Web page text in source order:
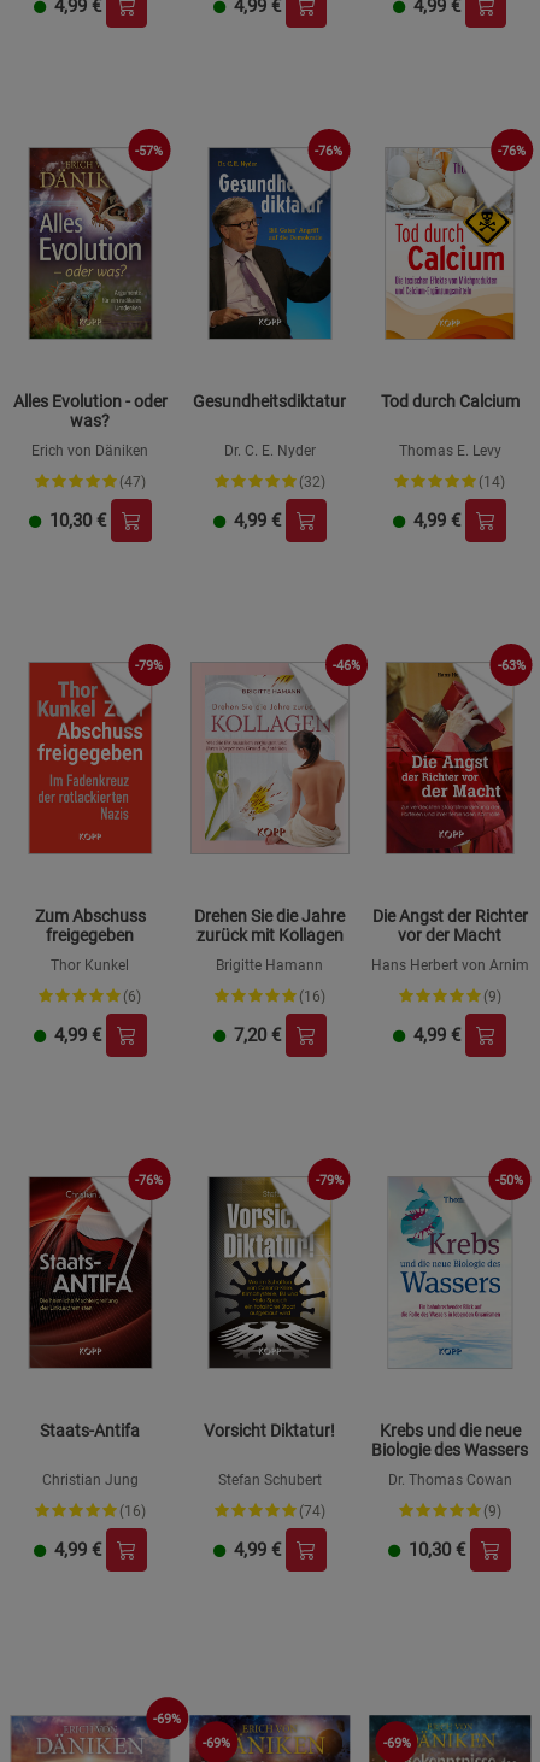
4,99 € 4,99 € 4,99 €
-57%
Alles Evolution - oder
was?
Erich von Däniken
(47)
10,30 €
-76%
Gesundheitsdiktatur
Dr. C. E. Nyder
(32)
4,99 €
-76%
Tod durch Calcium
Thomas E. Levy
(14)
4,99 €
-79%
Zum Abschuss
freigegeben
Thor Kunkel
(6)
4,99 €
-46%
Drehen Sie die Jahre
zurück mit Kollagen
Brigitte Hamann
(16)
7,20 €
-63%
Die Angst der Richter
vor der Macht
Hans Herbert von Arnim
(9)
4,99 €
-76%
Staats-Antifa
Christian Jung
(16)
4,99 €
-79%
Vorsicht Diktatur!
Stefan Schubert
(74)
4,99 €
-50%
Krebs und die neue
Biologie des Wassers
Dr. Thomas Cowan
(9)
10,30 €
-69%
-69%
-69%